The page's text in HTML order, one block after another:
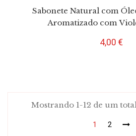
Sabonete Natural com
Aromatizado com
Preço
4,00 €
Mostrando 1-12 de um
1 2